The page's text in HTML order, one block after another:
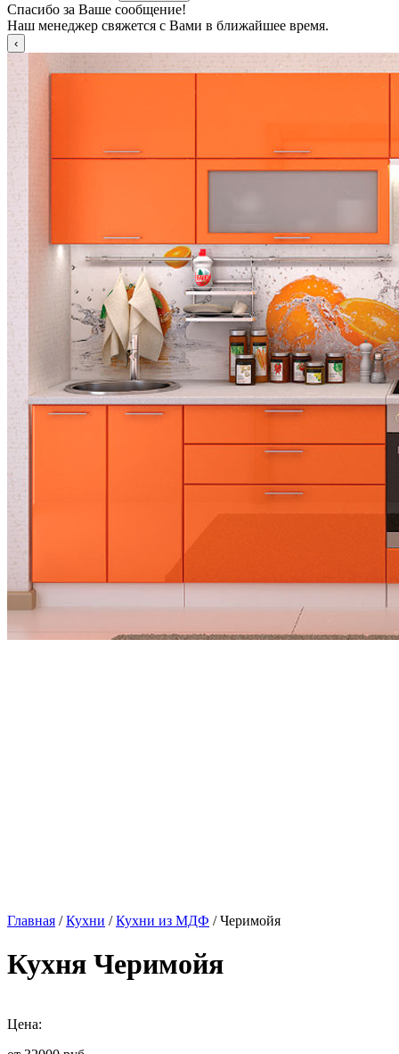
Спасибо за Ваше сообщение!
Наш менеджер свяжется с Вами в ближайшее время.
Главная /Кухни /Кухни из МДФ / Черимойя
Кухня Черимойя
Цена: